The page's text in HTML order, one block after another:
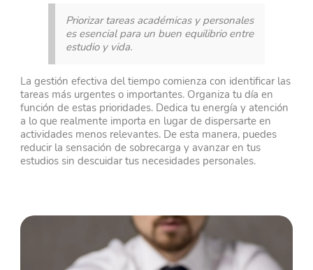
Priorizar tareas académicas y personales
es esencial para un buen equilibrio entre
estudio y vida.
La gestión efectiva del tiempo comienza con identificar las
tareas más urgentes o importantes. Organiza tu día en
función de estas prioridades. Dedica tu energía y atención
a lo que realmente importa en lugar de dispersarte en
actividades menos relevantes. De esta manera, puedes
reducir la sensación de sobrecarga y avanzar en tus
estudios sin descuidar tus necesidades personales.